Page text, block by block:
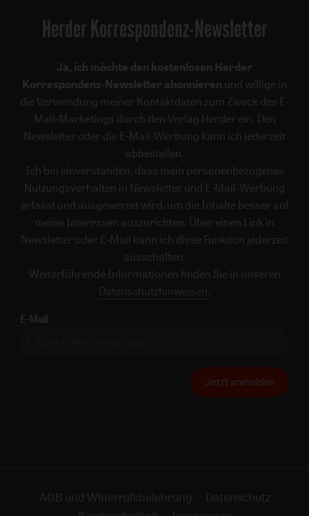
Herder Korrespondenz-Newsletter
Ja, ich möchte den kostenlosen Herder
Korrespondenz-Newsletter abonnieren und willige in
die Verwendung meiner Kontaktdaten zum Zweck des E-
Mail-Marketings durch den Verlag Herder ein. Den
Newsletter oder die E-Mail-Werbung kann ich jederzeit
abbestellen.
Ich bin einverstanden, dass mein personenbezogenes
Nutzungsverhalten in Newsletter und E-Mail-Werbung
erfasst und ausgewertet wird, um die Inhalte besser auf
meine Interessen auszurichten. Über einen Link in
Newsletter oder E-Mail kann ich diese Funktion jederzeit
ausschalten.
Weiterführende Informationen finden Sie in unseren
Datenschutzhinweisen .
E-Mail
Jetzt anmelden
AGB und Widerrufsbelehrung
Datenschutz